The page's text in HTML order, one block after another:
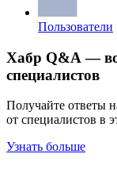
Пользователи
Хабр Q&A —
специалистов
Получайте ответы
от специалистов в
Узнать больше